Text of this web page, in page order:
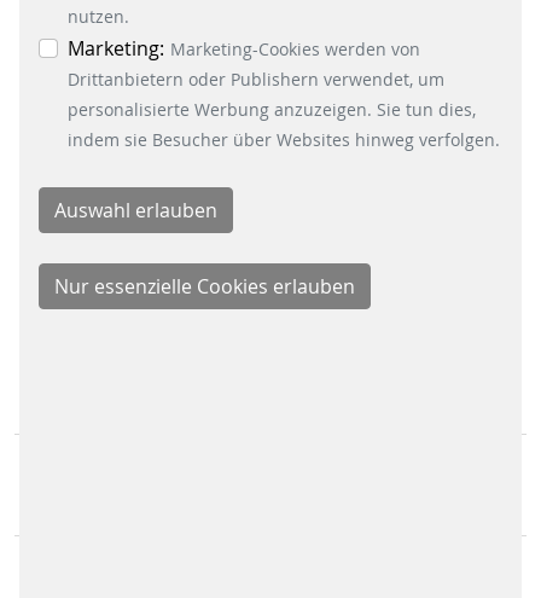
differenzierte Informationen erhalten. Sie können
Ihre Einwilligung jederzeit widerrufen, indem Sie
auf den Button "Cookie Einstellungen" unten links
klicken.
nutzen.
Marketing: Marketing-Cookies werden von
Drittanbietern oder Publishern verwendet, um
personalisierte Werbung anzuzeigen. Sie tun dies,
indem sie Besucher über Websites hinweg verfolgen.
SOCIAL MEDIA
Xing
LinkedIn
Youtube
Instagram Parking Solutions
KONTAKT
Scheidt & Bachmann GmbH
Breite Straße 132